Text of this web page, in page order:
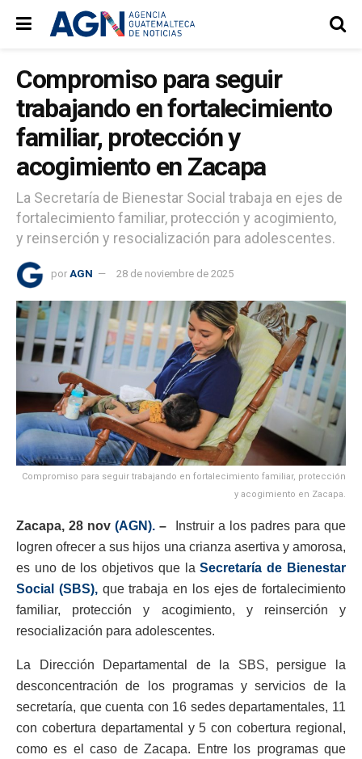
Compromiso para seguir
trabajando en fortalecimiento
familiar, protección y
acogimiento en Zacapa
La Secretaría de Bienestar Social trabaja en ejes de
fortalecimiento familiar, protección y acogimiento,
y reinserción y resocialización para adolescentes.
por AGN 28 de noviembre de 2025
Compromiso para seguir trabajando en fortalecimiento familiar, protección
y acogimiento en Zacapa.
Zacapa, 28 nov (AGN). –
Instruir a los padres para que
logren ofrecer a sus hijos una crianza asertiva y amorosa,
es uno de los objetivos que la Secretaría de Bienestar
Social (SBS), que trabaja en los ejes de fortalecimiento
familiar, protección y acogimiento, y reinserción y
resocialización para adolescentes.
La Dirección Departamental de la SBS, persigue la
desconcentración de los programas y servicios de la
secretaría, que cuenta con 16 sedes departamentales, 11
con cobertura departamental y 5 con cobertura regional,
como es el caso de Zacapa. Entre los programas que